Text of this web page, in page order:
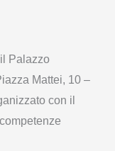
Palazzo
Mattei, 10 –
con il